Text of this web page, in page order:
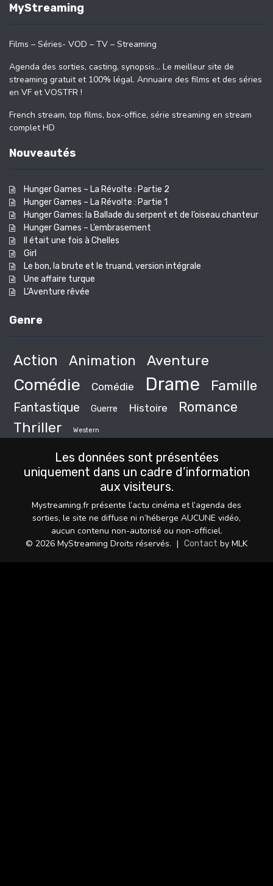
MyStreaming
Films – Séries- VOD – TV – Streaming
Agenda des sorties, casting, synopsis… Le meilleur site de
streaming gratuit et 100% légal. Annuaire des films et des séries
en VF et VOSTFR !
French stream, top films, box-office, série streaming en stream
complet HD
Nouveautés
Hunger Games – La Révolte : Partie 2
Hunger Games – La Révolte : Partie 1
Hunger Games: la Ballade du serpent et de l’oiseau chanteur
Hunger Games – L’embrasement
Il était une fois à Chelles
Girl
Le bon, la brute et le truand, version intégrale
Une affaire turque
L’Aventure rêvée
Genre
Action Animation Aventure
Comédie Comédie Drame Famille
Fantastique Guerre Histoire Romance
Thriller Western
Les données sont présentées
uniquement dans un cadre d’information
aux visiteurs.
Mystreaming.fr présente l’actu cinéma et l’agenda des
sorties, le site ne diffuse ni n’héberge AUCUNE vidéo,
aucun contenu non-autorisé ou non-officiel.
© 2026 MyStreaming Droits réservés. | Contact by MLK